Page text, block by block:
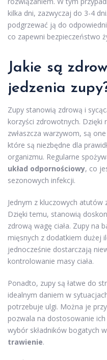
kilka dni, zazwyczaj do 3-4
podgrzewać ją do
co zapewni bezpieczeństwo
Jakie są
jedzenia
Zupy stanowią zdrową i
korzyści zdrowotnych. Dzięki
zwłaszcza warzywom, są
które są niezbędne dla
organizmu. Regularne
układ odpornościowy, co
sezonowych infekcji.
Jednym z kluczowych atutów
Dzięki temu, stanowią
zdrową wagę ciała. Zupy na
mięsnych z dodatkiem dużej
jednocześnie dostarczają
kontrolowanie masy ciała.
Ponadto, zupy są łatwe do
idealnym daniem w
potrzebuje ulgi. Można je
pozwala na dostosowanie
wybór składników bogatych
trawienie.